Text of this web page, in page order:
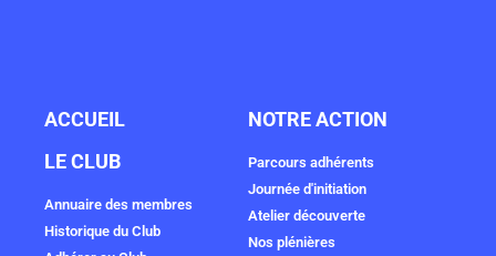
ACCUEIL
LE CLUB
Annuaire des membres
Historique du Club
NOTRE ACTION
Parcours adhérents
Journée d'initiation
Atelier découverte
Nos plénières